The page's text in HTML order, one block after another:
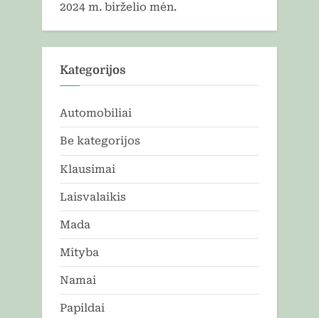
2024 m. birželio mėn.
Kategorijos
Automobiliai
Be kategorijos
Klausimai
Laisvalaikis
Mada
Mityba
Namai
Papildai